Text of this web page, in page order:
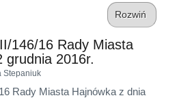
Rozwiń
146/16 Rady Miasta
grudnia 2016r.
Stepaniuk
Rady Miasta Hajnówka z dnia